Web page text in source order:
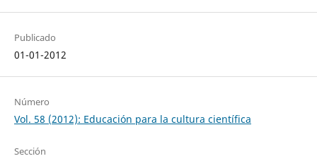
Publicado
01-01-2012
Número
Vol. 58 (2012): Educación para la cultura científica
Sección